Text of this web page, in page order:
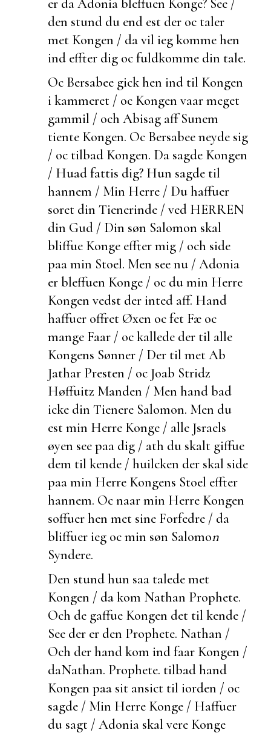
den stund du end est der oc taler
met Kongen / da vil ieg komme hen
ind effter dig ocfuldkomme din tale.
Oc Bersabee gick hen ind til Kongen
i kammeret / oc Kongen vaar meget
gammil / och Abisag aff Sunem
tiente Kongen. Oc Bersabee neyde sig
/ oc tilbad Kongen. Da sagde Kongen
/ Huadfattis dig? Hun sagde til
hannem / Min Herre / Du haffuer
soret din Tienerinde / ved HERREN
din Gud / Din søn Salomon skal
bliffue Konge effter mig / och side
paa min Stoel. Men see nu / Adonia
er bleffuen Konge / oc du min Herre
Kongen vedst der inted aff. Hand
haffuer offret Øxen oc fet Fæ oc
mange Faar / oc kallede der til alle
Kongens Sønner / Der til met Ab
Jathar Presten / oc Joab Stridz
Høffuitz Manden / Men hand bad
icke din Tienere Salomon. Men du
est min Herre Konge / alle Jsraels
øyen see paa dig / ath du skalt giffue
dem til kende / huilcken der skal side
paa min Herre Kongens Stoel effter
hannem. Oc naar min Herre Kongen
soffuer hen met sine Forfedre / da
bliffuer ieg oc min søn Salomon
Syndere.
Den stund hun saa talede met
Kongen / da kom Nathan Prophete.
Och de gaffue Kongen det til kende /
See der er den Prophete. Nathan /
Och der hand kom ind faar Kongen /
daNathan. Prophete. tilbad hand
Kongen paa sit ansict til iorden / oc
sagde / Min Herre Konge / Haffuer
du sagt / Adonia skal vere Konge